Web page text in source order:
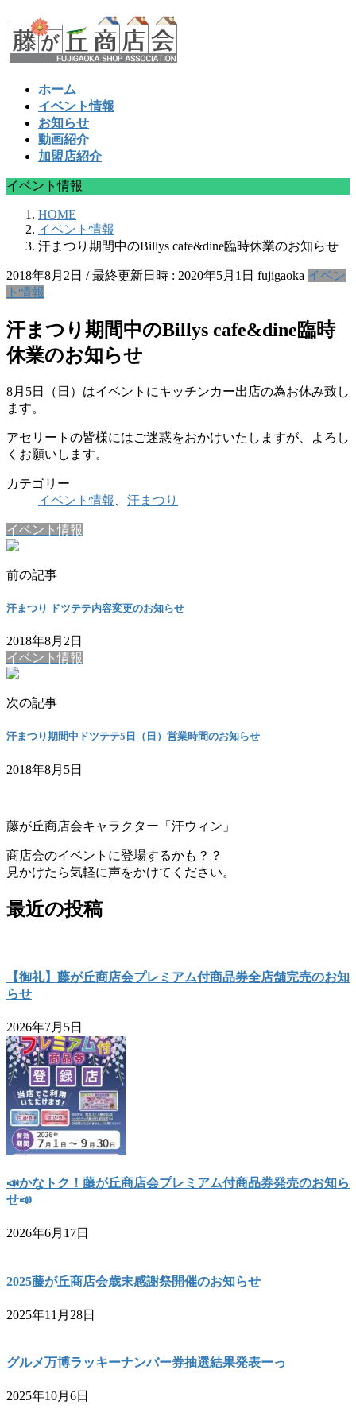
ン
テ
ビ
ゲ
ホーム
イベント情報
お知らせ
動画紹介
加盟店紹介
イベント情報
HOME
イベント情報
汗まつり期間中のBillys cafe&dine臨時休業のお知らせ
2018年8月2日 / 最終更新日時 : 2020年5月1日 fujigaoka イベン
ト情報
汗まつり期間中のBillys cafe&dine臨時
休業のお知らせ
8月5日（日）はイベントにキッチンカー出店の為お休み致し
ます。
アセリートの皆様にはご迷惑をおかけいたしますが、よろし
くお願いします。
カテゴリー
イベント情報
汗まつり
イベント情報
前の記事
汗まつり ドツテテ内容変更のお知らせ
2018年8月2日
イベント情報
次の記事
汗まつり期間中ドツテテ5日（日）営業時間のお知らせ
2018年8月5日
藤が丘商店会キャラクター「汗ウィン」
商店会のイベントに登場するかも？？
見かけたら気軽に声をかけてください。
最近の投稿
【御礼】藤が丘商店会プレミアム付商品券全店舗完売のお知
らせ
2026年7月5日
📣かなトク！藤が丘商店会プレミアム付商品券発売のお知ら
せ📣
2026年6月17日
2025藤が丘商店会歳末感謝祭開催のお知らせ
2025年11月28日
グルメ万博ラッキーナンバー券抽選結果発表ーっ
2025年10月6日